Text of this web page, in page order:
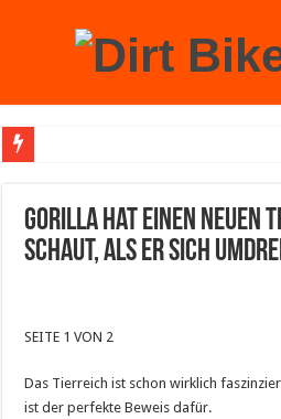
Gorilla hat einen neuen
schaut, als er sich
SEITE 1 VON 2
Das Tierreich ist schon wirklich
ist der perfekte Beweis dafür.